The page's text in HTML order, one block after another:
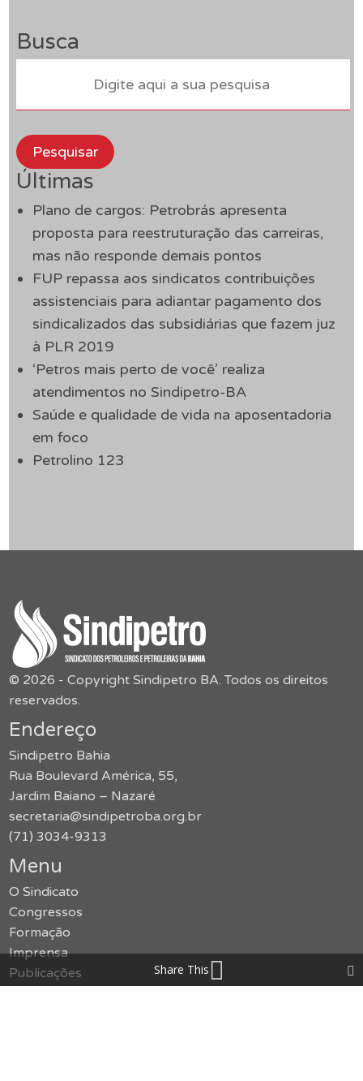
Busca
Pesquisar
Últimas
Plano de cargos: Petrobrás apresenta
proposta para reestruturação das carreiras,
mas não responde demais pontos
FUP repassa aos sindicatos contribuições
assistenciais para adiantar pagamento dos
sindicalizados das subsidiárias que fazem juz
à PLR 2019
‘Petros mais perto de você’ realiza
atendimentos no Sindipetro-BA
Saúde e qualidade de vida na aposentadoria
em foco
Petrolino 123
© 2026 - Copyright Sindipetro BA. Todos os direitos
reservados.
Endereço
Sindipetro Bahia
Rua Boulevard América, 55,
Jardim Baiano – Nazaré
secretaria@sindipetroba.org.br
(71) 3034-9313
Menu
O Sindicato
Congressos
Formação
Imprensa
Publicações
Share This